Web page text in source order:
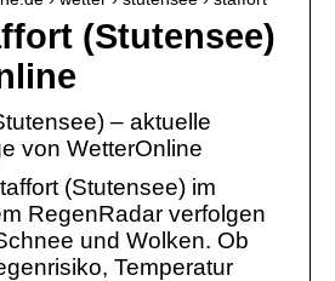
(Stutensee)
– aktuelle
von WetterOnline
(Stutensee) im
RegenRadar verfolgen
und Wolken. Ob
Temperatur